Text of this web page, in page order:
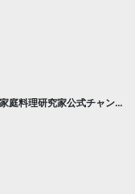
庭料理研究家公式チャン